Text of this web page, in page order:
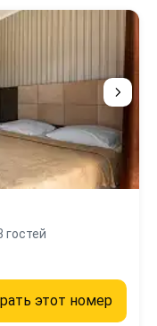
гостей
этот номер